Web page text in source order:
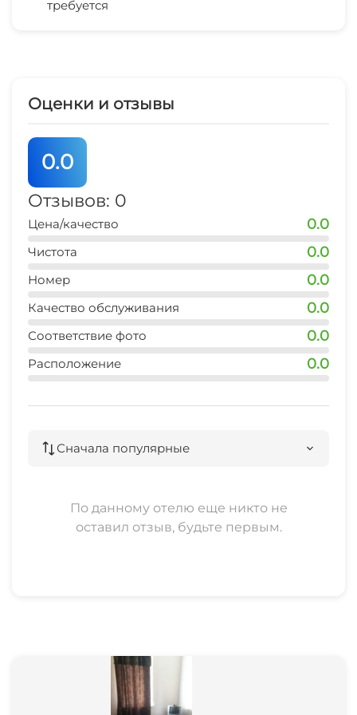
Стиральная машина
требуется
Оценки и отзывы
0.0
Отзывов: 0
Цена/качество 0.0
Чистота 0.0
Номер 0.0
Качество обслуживания 0.0
Соответствие фото 0.0
Расположение 0.0
Сначала популярные
По данному отелю еще никто не
оставил отзыв, будьте первым.